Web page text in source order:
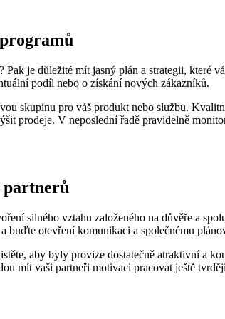
je důležité mít jasný plán a strategii, které
podíl nebo o získání nových zákazníků.
skupinu pro váš produkt nebo službu.
prodeje. V neposlední řadě pravidelně
partnerů
silného vztahu založeného na důvěře a
otevření komunikaci a společnému
aby byly provize dostatečně atraktivní a
mít vaši partneři motivaci pracovat ještě